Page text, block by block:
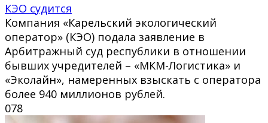
КЭО судится
Компания «Карельский экологический
оператор» (КЭО) подала заявление в
Арбитражный суд республики в отношении
бывших учредителей – «МКМ-Логистика» и
«Эколайн», намеренных взыскать с оператора
более 940 миллионов рублей.
078